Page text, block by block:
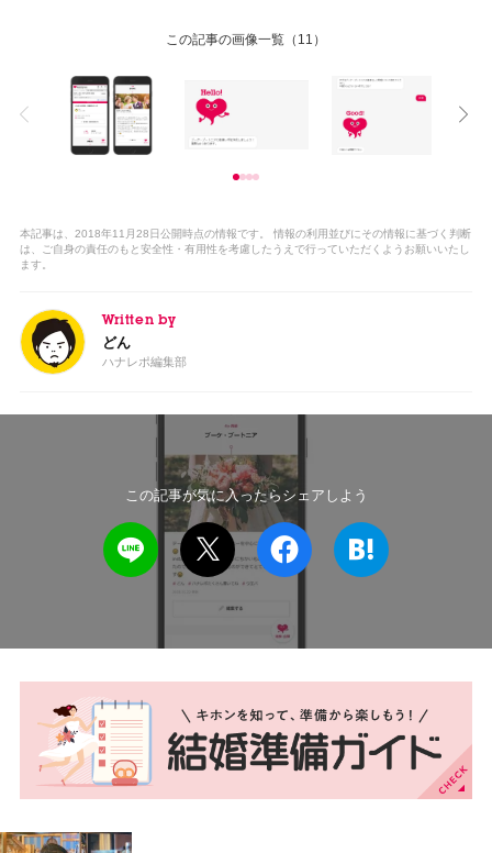
この記事の画像一覧 （11）
本記事は、2018年11月28日公開時点の情報です。 情報の利用並びにその情報に基づく判断
は、ご自身の責任のもと安全性・有用性を考慮したうえで行っていただくようお願いいたし
ます。
Written by
どん
ハナレポ編集部
この記事が気に入ったらシェアしよう